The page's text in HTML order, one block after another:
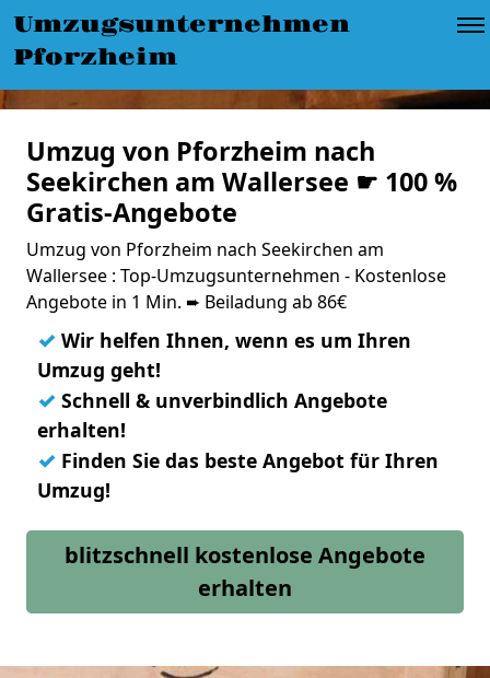
Umzugsunternehmen
Pforzheim
Umzug von Pforzheim nach
Seekirchen am Wallersee ☛ 100 %
Gratis-Angebote
Umzug von Pforzheim nach Seekirchen am
Wallersee : Top-Umzugsunternehmen - Kostenlose
Angebote in 1 Min. ➨ Beiladung ab 86€
✓ Wir helfen Ihnen, wenn es um Ihren
Umzug geht!
✓ Schnell & unverbindlich Angebote
erhalten!
✓ Finden Sie das beste Angebot für Ihren
Umzug!
blitzschnell kostenlose Angebote
erhalten